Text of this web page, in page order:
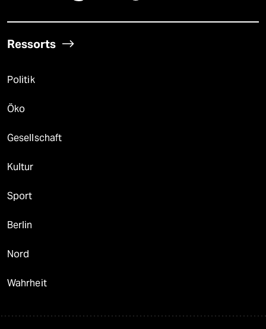
Ressorts
Politik
Öko
Gesellschaft
Kultur
Sport
Berlin
Nord
Wahrheit